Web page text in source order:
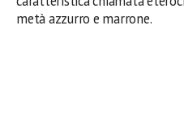
metà azzurro e marrone.